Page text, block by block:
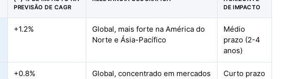
PREVISÃO DE CAGR
DE IMPACTO
+1.2%
Global, mais forte na América do
Norte e Ásia-Pacífico
Médio
prazo (2-4
anos)
+0.8%
Global, concentrado em mercados
Curto prazo